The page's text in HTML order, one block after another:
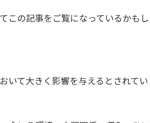
この記事をご覧になっているかもし
いて大きく影響を与えるとされてい